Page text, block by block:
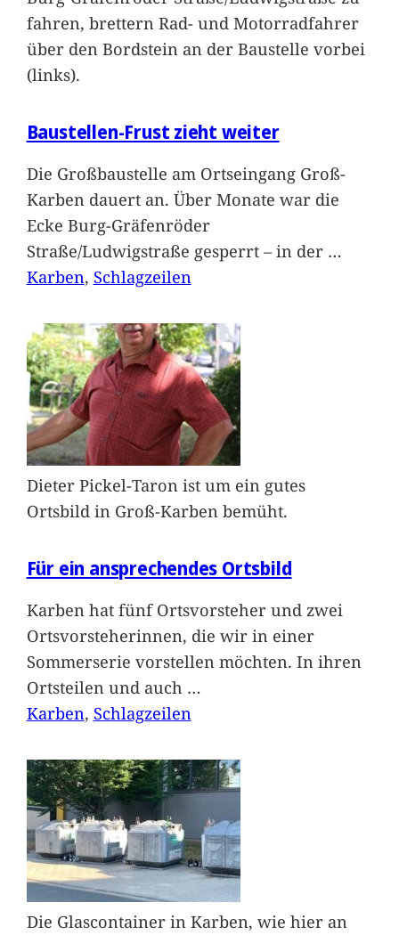
fahren, brettern Rad- und Motorradfahrer
über den Bordstein an der Baustelle vorbei
(links).
Baustellen-Frust zieht weiter
Die Großbaustelle am Ortseingang Groß-
Karben dauert an. Über Monate war die
Ecke Burg-Gräfenröder
Straße/Ludwigstraße gesperrt – in der …
Karben, Schlagzeilen
Dieter Pickel-Taron ist um ein gutes
Ortsbild in Groß-Karben bemüht.
Für ein ansprechendes Ortsbild
Karben hat fünf Ortsvorsteher und zwei
Ortsvorsteherinnen, die wir in einer
Sommerserie vorstellen möchten. In ihren
Ortsteilen und auch …
Karben, Schlagzeilen
Die Glascontainer in Karben, wie hier an